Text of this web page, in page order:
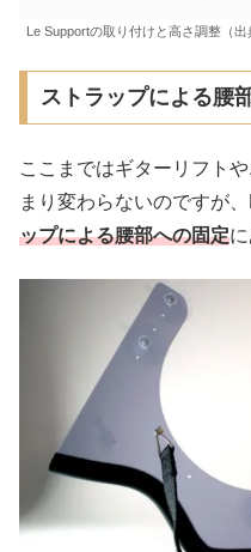
Le Supportの取り付けと高さ調整（出
ストラップによる腰
ここまではギターリフト
まり変わらないのですが
ップによる腰部への固定